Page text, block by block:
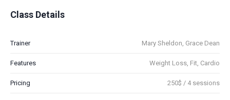
Class Details
Trainer Mary Sheldon, Grace Dean
Features Weight Loss, Fit, Cardio
Pricing 250$ / 4 sessions